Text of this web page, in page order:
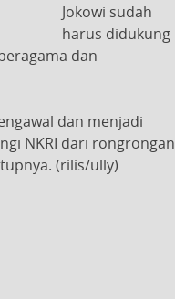
Jokowi sudah
harus didukung
dan
dan menjadi
NKRI dari rongrongan
(rilis/ully)